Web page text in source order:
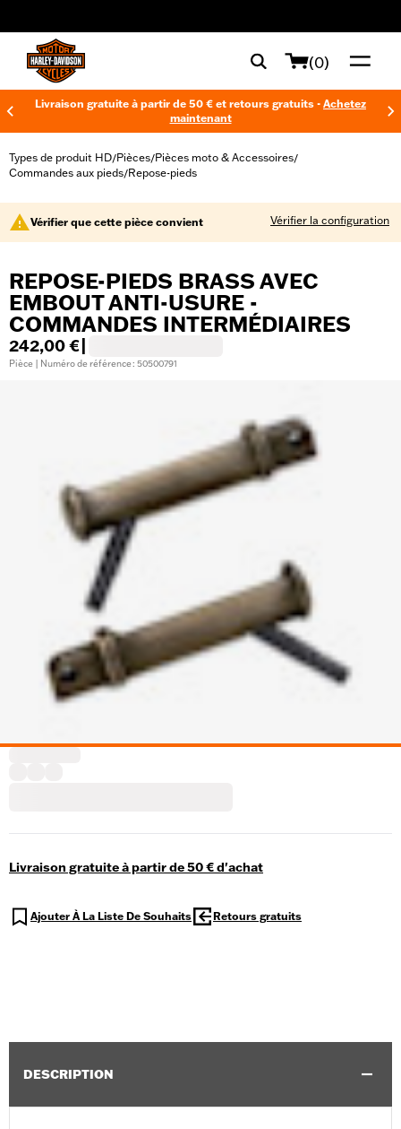
(0)
Livraison gratuite à partir de 50 € et retours gratuits - Achetez
maintenant
Types de produit HD/Pièces/Pièces moto & Accessoires/
Commandes aux pieds/Repose-pieds
Vérifier que cette pièce convient Vérifier la configuration
REPOSE-PIEDS BRASS AVEC
EMBOUT ANTI-USURE -
COMMANDES INTERMÉDIAIRES
242,00 €
Pièce | Numéro de référence : 50500791
Livraison gratuite à partir de 50 € d'achat
Ajouter À La Liste De Souhaits Retours gratuits
DESCRIPTION